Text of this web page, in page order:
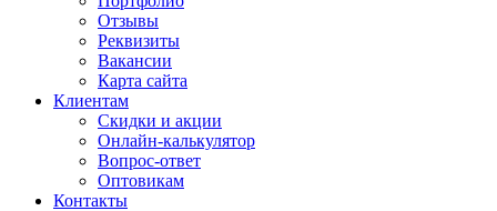
Отзывы
Реквизиты
Вакансии
Карта сайта
Клиентам
Скидки и акции
Онлайн-калькулятор
Вопрос-ответ
Оптовикам
Контакты